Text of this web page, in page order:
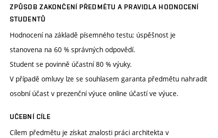
ZPŮSOB ZAKONČENÍ PŘEDMĚTU A PRAVIDLA HODNOCENÍ
STUDENTŮ
Hodnocení na základě písemného testu; úspěšnost je
stanovena na 60 % správných odpovědí.
Student se povinně účastní 80 % výuky.
V případě omluvy lze se souhlasem garanta předmětu nahradit
osobní účast v prezenční výuce online účastí ve výuce.
UČEBNÍ CÍLE
Cílem předmětu je získat znalosti práci architekta v